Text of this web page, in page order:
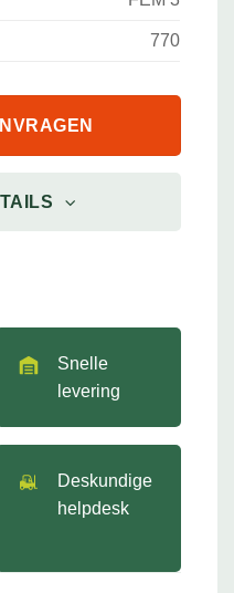
770
Snelle
levering
Deskundige
helpdesk